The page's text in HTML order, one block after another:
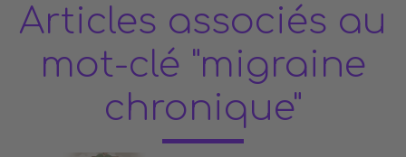
Articles associés au
mot-clé "migraine
chronique"